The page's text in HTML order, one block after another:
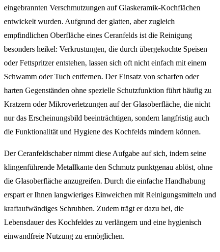
eingebrannten Verschmutzungen auf Glaskeramik-Kochflächen
entwickelt wurden. Aufgrund der glatten, aber zugleich
empfindlichen Oberfläche eines Ceranfelds ist die Reinigung
besonders heikel: Verkrustungen, die durch übergekochte Speisen
oder Fettspritzer entstehen, lassen sich oft nicht einfach mit einem
Schwamm oder Tuch entfernen. Der Einsatz von scharfen oder
harten Gegenständen ohne spezielle Schutzfunktion führt häufig zu
Kratzern oder Mikroverletzungen auf der Glasoberfläche, die nicht
nur das Erscheinungsbild beeinträchtigen, sondern langfristig auch
die Funktionalität und Hygiene des Kochfelds mindern können.
Der Ceranfeldschaber nimmt diese Aufgabe auf sich, indem seine
klingenführende Metallkante den Schmutz punktgenau ablöst, ohne
die Glasoberfläche anzugreifen. Durch die einfache Handhabung
erspart er Ihnen langwieriges Einweichen mit Reinigungsmitteln und
kraftaufwändiges Schrubben. Zudem trägt er dazu bei, die
Lebensdauer des Kochfeldes zu verlängern und eine hygienisch
einwandfreie Nutzung zu ermöglichen.